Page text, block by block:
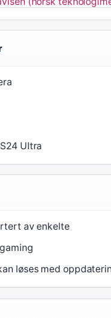
Ultra
av enkelte
løses med